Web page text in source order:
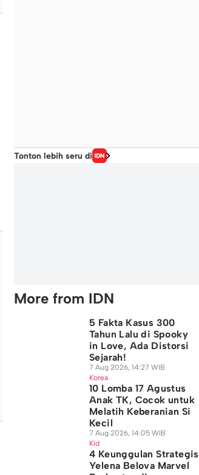
Tonton lebih seru di
More from IDN
5 Fakta Kasus 300
Tahun Lalu di Spooky
in Love, Ada Distorsi
Sejarah!
7 Aug 2026, 14:27 WIB
Korea
10 Lomba 17 Agustus
Anak TK, Cocok untuk
Melatih Keberanian Si
Kecil
7 Aug 2026, 14:05 WIB
Kid
4 Keunggulan Strategis
Yelena Belova Marvel